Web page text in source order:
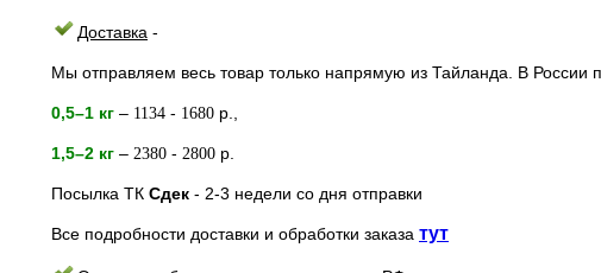
Доставка -
Мы отправляем весь товар только напрямую из Тайланда. В России
0,5–1 кг – 1134 - 1680 р.,
1,5–2 кг – 2380 - 2800 р.
Посылка ТК Сдек - 2-3 недели со дня отправки
Все подробности доставки и обработки заказа тут